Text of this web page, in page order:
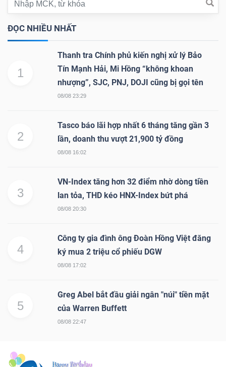
ĐỌC NHIỀU NHẤT
1
Thanh tra Chính phủ kiến nghị xử lý Bảo
Tín Mạnh Hải, Mi Hồng “không khoan
nhượng”, SJC, PNJ, DOJI cũng bị gọi tên
08/08 23:29
2
Tasco báo lãi hợp nhất 6 tháng tăng gần 3
lần, doanh thu vượt 21,900 tỷ đồng
08/08 16:02
3
VN-Index tăng hơn 32 điểm nhờ dòng tiền
lan tỏa, THD kéo HNX-Index bứt phá
08/08 20:30
4
Công ty gia đình ông Đoàn Hồng Việt đăng
ký mua 2 triệu cổ phiếu DGW
08/08 17:02
5
Greg Abel bắt đầu giải ngân "núi" tiền mặt
của Warren Buffett
08/08 22:47
tạo
Sách
đầu
chính